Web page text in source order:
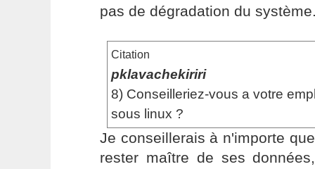
pas de dégradation du
Citation
pklavachekiriri
8) Conseilleriez-vous a votre
sous linux ?
Je conseillerais à n'importe
rester maître de ses